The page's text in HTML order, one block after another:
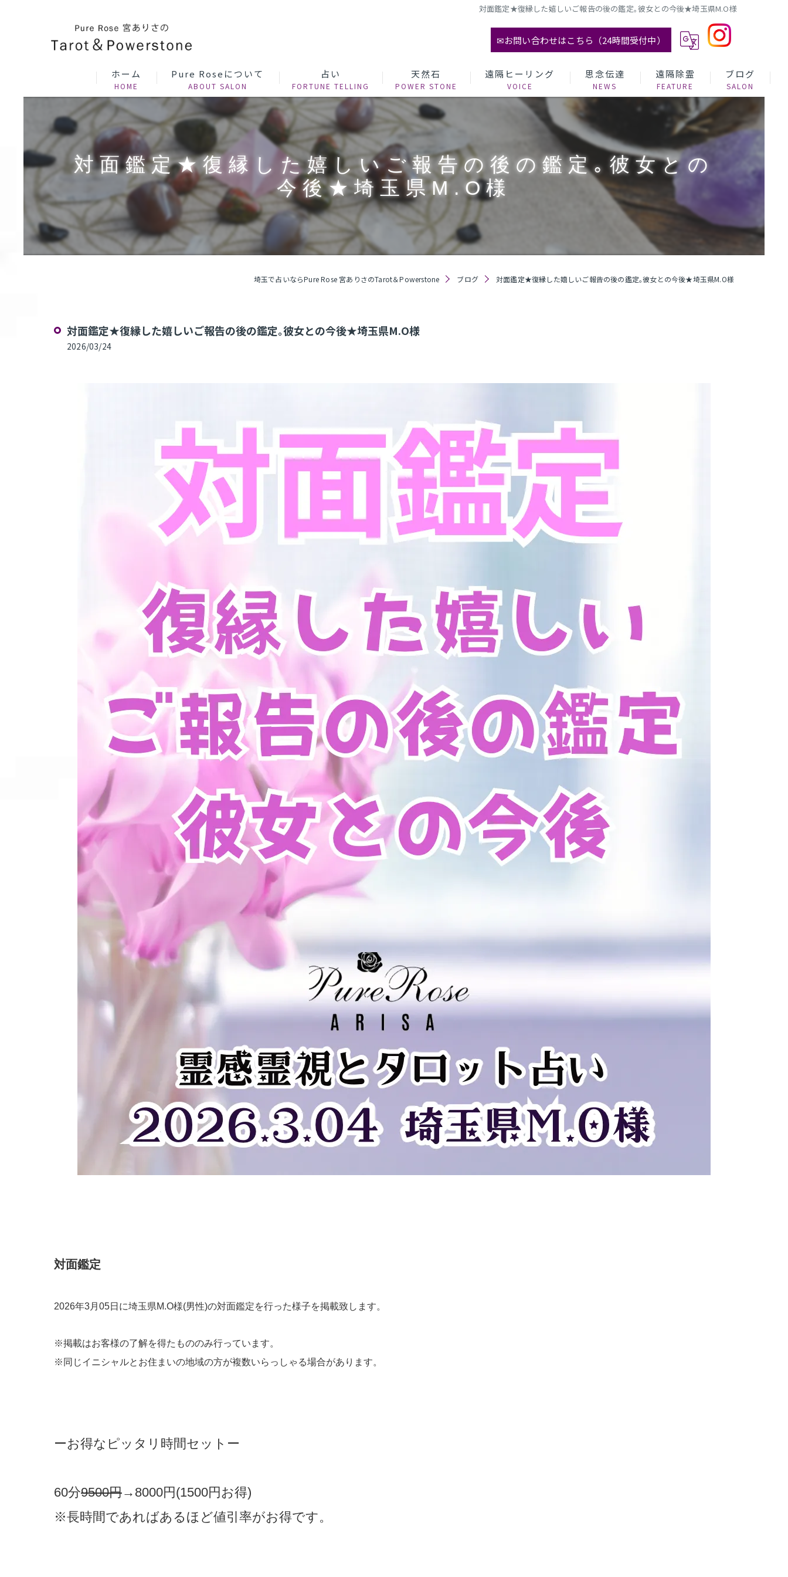
対面鑑定★復縁した嬉しいご報告の後の鑑定｡彼女との今後★埼玉県M.O様
✉お問い合わせはこちら（24時間受付中）
ホーム Pure Roseについて 占い 天然石 遠隔ヒーリング 思念伝達 遠隔除霊 ブログ
対面鑑定★復縁した嬉しいご報告の後の鑑定｡彼女との
今後★埼玉県M.O様
埼玉で占いならPure Rose 宮ありさのTarot＆Powerstone ブログ 対面鑑定★復縁した嬉しいご報告の後の鑑定｡彼女との今後★埼玉県M.O様
対面鑑定★復縁した嬉しいご報告の後の鑑定｡彼女との今後★埼玉県M.O様
2026/03/24
​対面鑑定
2026年3月05日に埼玉県M.O様(男性)の対面鑑定を行った様子を掲載致します。
※掲載はお客様の了解を得たもののみ行っています。
※同じイニシャルとお住まいの地域の方が複数いらっしゃる場合があります。
ーお得なピッタリ時間セットー
60分9500円→8000円(1500円お得)
※長時間であればあるほど値引率がお得です。